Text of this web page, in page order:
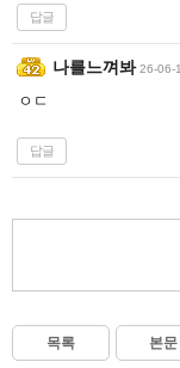
답글
나를느껴봐 26-06-
ㅇㄷ
답글
목록 본문